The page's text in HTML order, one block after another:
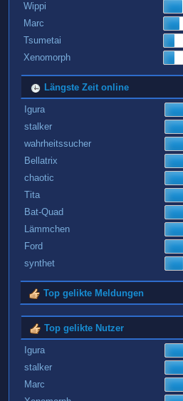
Wippi
Marc
Tsumetai
Xenomorph
Längste Zeit online
Igura
stalker
wahrheitssucher
Bellatrix
chaotic
Tita
Bat-Quad
Lämmchen
Ford
synthet
Top gelikte Meldungen
Top gelikte Nutzer
Igura
stalker
Marc